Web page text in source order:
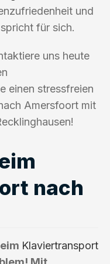
und
für sich.
uns heute
einen stressfreien
Amersfoort mit
nach
Klaviertransport